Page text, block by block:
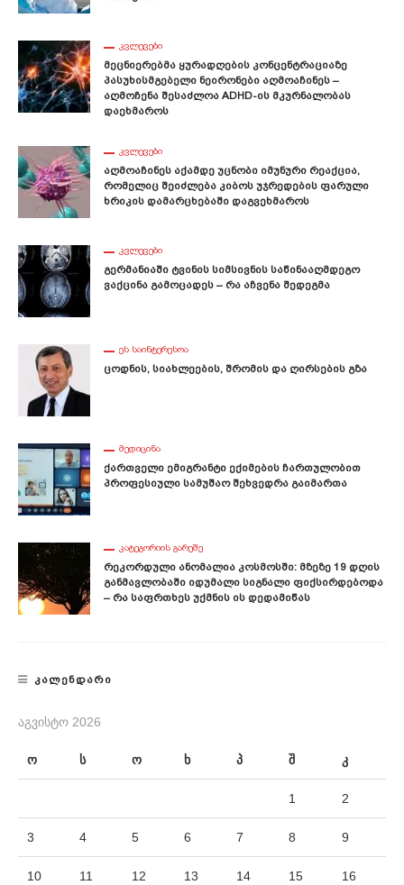
ᲙᲕᲚᲔᲕᲔᲑᲘ
Მეცნიერებმა Ყურადღების Კონცენტრაციაზე
Პასუხისმგებელი Ნეირონები Აღმოაჩინეს –
Აღმოჩენა Შესაძლოა ADHD-Ის Მკურნალობას
Დაეხმაროს
ᲙᲕᲚᲔᲕᲔᲑᲘ
Აღმოაჩინეს Აქამდე Უცნობი Იმუნური Რეაქცია,
Რომელიც Შეიძლება Კიბოს Უჯრედების Ფარული
Ხრიკის Დამარცხებაში Დაგვეხმაროს
ᲙᲕᲚᲔᲕᲔᲑᲘ
Გერმანიაში Ტვინის Სიმსივნის Საწინააღმდეგო
Ვაქცინა Გამოცადეს – Რა Აჩვენა Შედეგმა
ᲔᲡ ᲡᲐᲘᲜᲢᲔᲠᲔᲡᲝᲐ
Ცოდნის, Სიახლეების, Შრომის Და Ღირსების Გზა
ᲛᲔᲓᲘᲪᲘᲜᲐ
Ქართველი Ემიგრანტი Ექიმების Ჩართულობით
Პროფესიული Სამუშაო Შეხვედრა Გაიმართა
ᲙᲐᲢᲔᲒᲝᲠᲘᲘᲡ ᲒᲐᲠᲔᲨᲔ
Რეკორდული Ანომალია Კოსმოსში: Მზეზე 19 Დღის
Განმავლობაში Იდუმალი Სიგნალი Ფიქსირდებოდა
– Რა Საფრთხეს Უქმნის Ის Დედამიწას
ᲙᲐᲚᲔᲜᲓᲐᲠᲘ
ᲐᲒᲕᲘᲡᲢᲝ 2026
ო ს ო ხ პ შ კ
1 2
3 4 5 6 7 8 9
10 11 12 13 14 15 16